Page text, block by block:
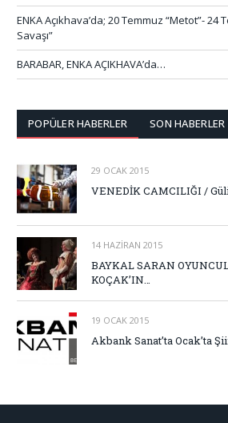
ENKA Açıkhava’da; 20 Temmuz “Metot”- 24
Savaşı”
BARABAR, ENKA AÇIKHAVA’da…
POPÜLER HABERLER SON HABERLER
29 OCAK 2015
VENEDİK CAMCILIĞI /
14 HAZIRAN 2015
BAYKAL SARAN
KOÇAK’IN…
19 OCAK 2015
Akbank Sanat’ta Ocak’ta